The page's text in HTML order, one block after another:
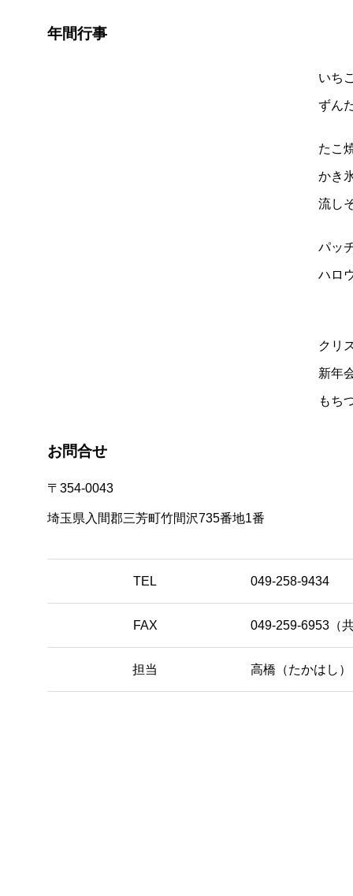
年間行事
いち
ずん
たこ
かき
流し
パッ
ハロ
クリ
新年
もち
お問合せ
〒354-0043
埼玉県入間郡三芳町竹間沢735番地1番
TEL 049-258-9434
FAX 049-259-6953（
担当 高橋（たかはし）